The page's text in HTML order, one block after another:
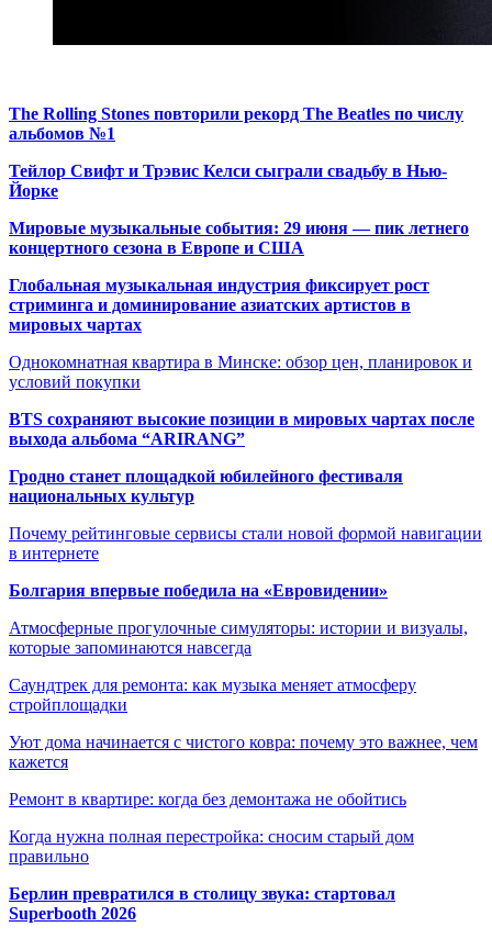
The Rolling Stones повторили рекорд The Beatles по числу
альбомов №1
Тейлор Свифт и Трэвис Келси сыграли свадьбу в Нью-
Йорке
Мировые музыкальные события: 29 июня — пик летнего
концертного сезона в Европе и США
Глобальная музыкальная индустрия фиксирует рост
стриминга и доминирование азиатских артистов в
мировых чартах
Однокомнатная квартира в Минске: обзор цен, планировок и
условий покупки
BTS сохраняют высокие позиции в мировых чартах после
выхода альбома “ARIRANG”
Гродно станет площадкой юбилейного фестиваля
национальных культур
Почему рейтинговые сервисы стали новой формой навигации
в интернете
Болгария впервые победила на «Евровидении»
Атмосферные прогулочные симуляторы: истории и визуалы,
которые запоминаются навсегда
Саундтрек для ремонта: как музыка меняет атмосферу
стройплощадки
Уют дома начинается с чистого ковра: почему это важнее, чем
кажется
Ремонт в квартире: когда без демонтажа не обойтись
Когда нужна полная перестройка: сносим старый дом
правильно
Берлин превратился в столицу звука: стартовал
Superbooth 2026